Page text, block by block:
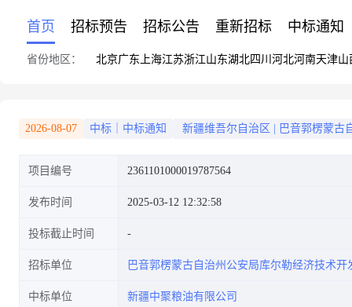
首页 招标预告 招标公告 重新招标 中标通知
省份地区： 北京广东 上海江苏浙江山东湖北四川 河北河南天津山
2026-08-07 中标｜中标通知 新疆维吾尔自治区 巴音郭楞蒙古
项目编号 2361101000019787564
发布时间 2025-03-12 12:32:58
投标截止时间
招标单位 巴音郭楞蒙古自治州公安局库尔勒经济技术开
中标单位 新疆中聚粮油有限公司